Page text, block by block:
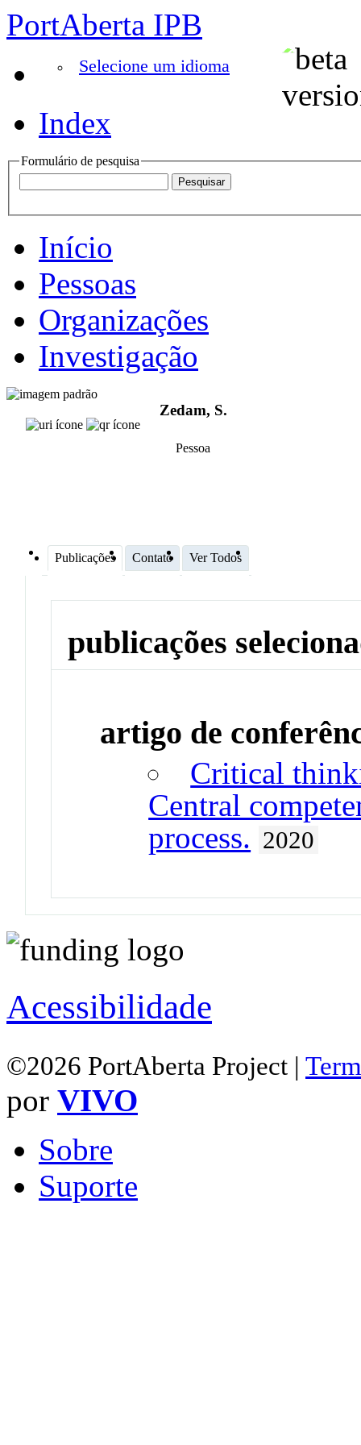
PortAberta IPB
Selecione um idioma
Index
Formulário de pesquisa
Início
Pessoas
Organizações
Investigação
Zedam, S.
Pessoa
Publicações Contato Ver Todos
publicações
artigo de
Critical
Central
process. 2020
Acessibilidade
©2026 PortAberta Project |
por VIVO
Sobre
Suporte